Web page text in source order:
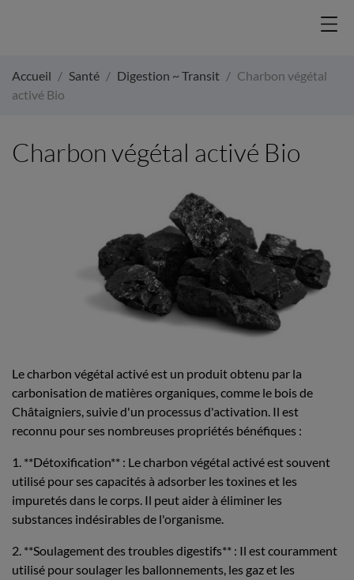
Accueil Santé Digestion ~ Transit
Charbon végétal
activé Bio
Charbon végétal activé Bio
Le charbon végétal activé est un produit obtenu par la
carbonisation de matières organiques, comme le bois de
Châtaigniers, suivie d'un processus d'activation. Il est
reconnu pour ses nombreuses propriétés bénéfiques :
1. **Détoxification** : Le charbon végétal activé est souvent
utilisé pour ses capacités à adsorber les toxines et les
impuretés dans le corps. Il peut aider à éliminer les
substances indésirables de l'organisme.
2. **Soulagement des troubles digestifs** : Il est couramment
utilisé pour soulager les ballonnements, les gaz et les